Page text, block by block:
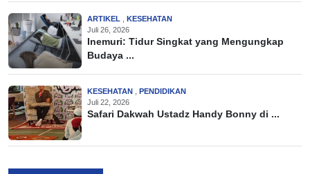
ARTIKEL
KESEHATAN
Juli 26, 2026
Inemuri: Tidur Singkat yang Mengungkap
Budaya ...
KESEHATAN
PENDIDIKAN
Juli 22, 2026
Safari Dakwah Ustadz Handy Bonny di ...